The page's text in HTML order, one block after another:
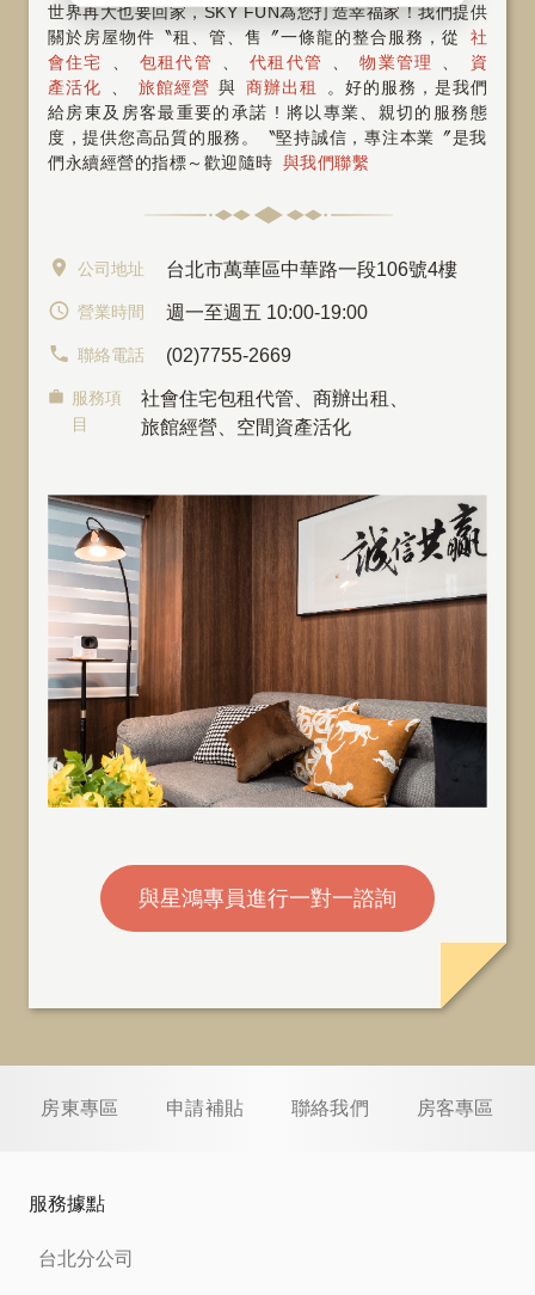
世界再大也要回家，SKY FUN為您打造幸福家！我們提供
關於房屋物件〝租、管、售〞一條龍的整合服務，從
社
會住宅
包租代管 代租代管 物業管理
資
產活化
旅館經營 與 商辦出租
。好的服務，是我們
給房東及房客最重要的承諾 ! 將以專業、親切的服務態
度，提供您高品質的服務。〝堅持誠信，專注本業〞是我
們永續經營的指標～歡迎隨時 與我們聯繫
公司地址 台北市萬華區中華路一段106號4樓
營業時間 週一至週五 10:00-19:00
聯絡電話 (02)7755-2669
服務項
目
社會住宅包租代管 、商辦出租
旅館經營、空間資產活化
與星鴻專員進行一對一諮詢
房東專區 申請補貼 聯絡我們 房客專區
服務據點
台北分公司